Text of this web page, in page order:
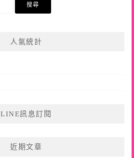
人氣統計
LINE訊息訂閱
近期文章